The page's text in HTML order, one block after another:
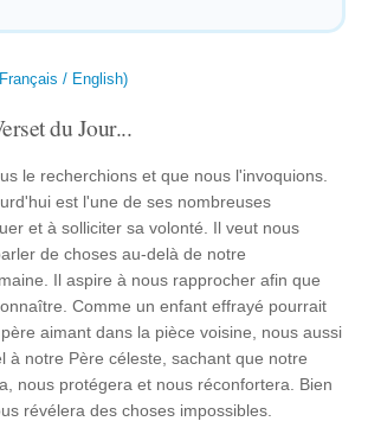
/ English)
du Jour...
le recherchions et que nous l'invoquions.
est l'une de ses nombreuses
et à solliciter sa volonté. Il veut nous
de choses au-delà de notre
Il aspire à nous rapprocher afin que
Comme un enfant effrayé pourrait
aimant dans la pièce voisine, nous aussi
à notre Père céleste, sachant que notre
nous protégera et nous réconfortera. Bien
révélera des choses impossibles.